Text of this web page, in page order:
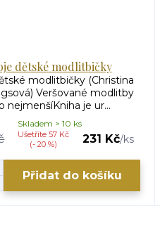
dětské modlitbičky
modlitbičky (Christina
Veršované modlitby
nejmenšíKniha je ur...
Ušetříte 57 Kč
(- 20 %)
231 Kč/ks
Skladem > 10 ks
Přidat do košíku